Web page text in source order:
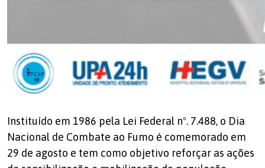
Instituído em 1986 pela Lei Federal nº. 7.488, o Dia
Nacional de Combate ao Fumo é comemorado em
29 de agosto e tem como objetivo reforçar as ações